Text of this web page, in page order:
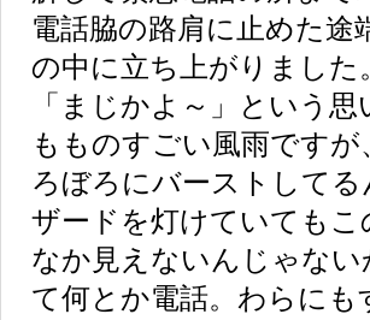
電話脇の路肩に止めた
の中に立ち上がりました
「まじかよ～」という
もものすごい風雨です
ろぼろにバーストして
ザードを灯けていても
なか見えないんじゃな
て何とか電話。わらにも